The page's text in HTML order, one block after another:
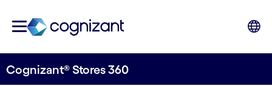
Cognizant® Stores 360